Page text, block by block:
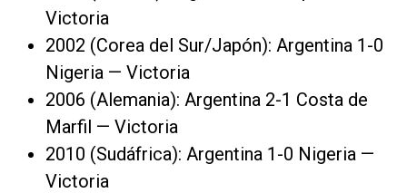
Victoria
2002 (Corea del Sur/Japón): Argentina 1-0
Nigeria — Victoria
2006 (Alemania): Argentina 2-1 Costa de
Marfil — Victoria
2010 (Sudáfrica): Argentina 1-0 Nigeria —
Victoria